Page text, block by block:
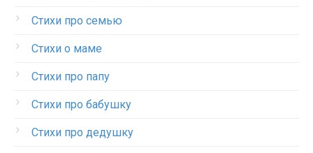
Стихи про семью
Стихи о маме
Стихи про папу
Стихи про бабушку
Стихи про дедушку